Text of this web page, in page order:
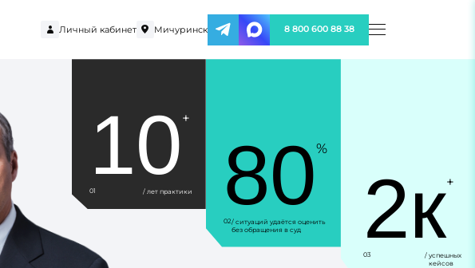
Личный кабинет Мичуринск 8 800 600 88 38
10 +
01 / лет практики 80%
02/ ситуаций удаётся оценить
без обращения в суд
2к+
03
/ успешных
кейсов